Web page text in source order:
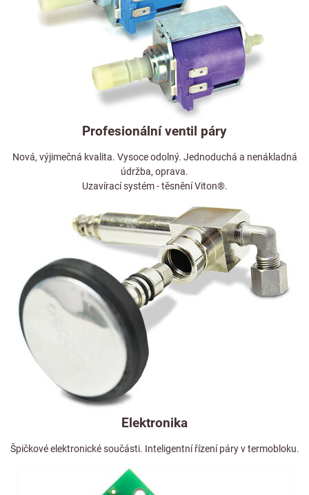
Profesionální ventil páry
Nová, výjimečná kvalita. Vysoce odolný. Jednoduchá a nenákladná
údržba, oprava.
Uzavírací systém - těsnění Viton®.
Elektronika
Špičkové elektronické součásti. Inteligentní řízení páry v termobloku.